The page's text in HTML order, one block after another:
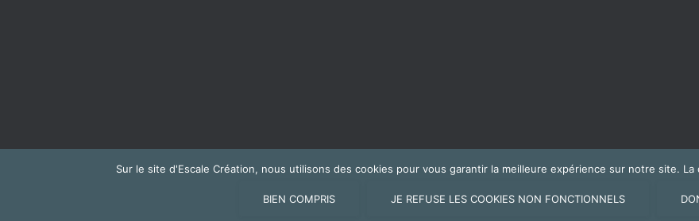
Sur le site d'Escale Création, nous utilisons des cookies pour vous garantir la meilleure expérience sur notre site.
BIEN COMPRIS JE REFUSE LES COOKIES NON FONCTIONNELS